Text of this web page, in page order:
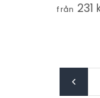
från 231